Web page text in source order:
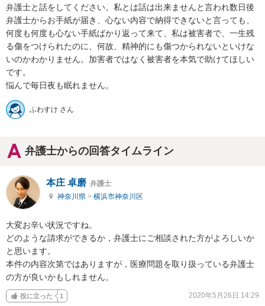
弁護士と話をしてください。私とは話は出来ませんと言われ数日後
弁護士からお手紙が届き、心ない内容で納得できないと言っても、
何度も何度も心ない手紙ばかり返って来て、私は被害者で、一生残
る傷をつけられたのに、何故、精神的にも傷つかられないといけな
いのかわかりません。加害者ではなく被害者を本気で助けてほしい
です。
悩んで毎日夜も眠れません。
ふわすけ さん
弁護士からの回答タイムライン
本庄 卓磨 弁護士
神奈川県 > 横浜市神奈川区
大変お辛い状況ですね。
どのような請求ができるか，弁護士にご相談された方がよろしいか
と思います。
本件の内容次第ではありますが，医療問題を取り扱っている弁護士
の方が良いかもしれません。
役に立った 1 2020年5月26日 14:29